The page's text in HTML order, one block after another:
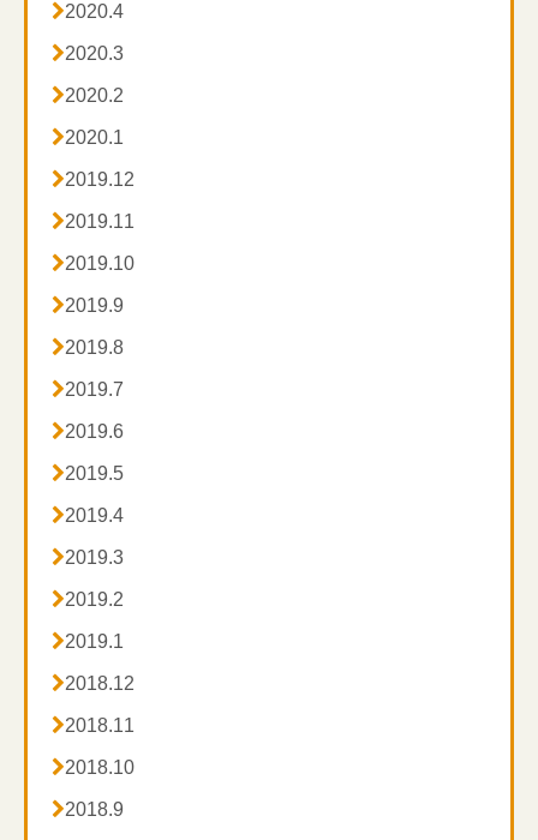
2020.4
2020.3
2020.2
2020.1
2019.12
2019.11
2019.10
2019.9
2019.8
2019.7
2019.6
2019.5
2019.4
2019.3
2019.2
2019.1
2018.12
2018.11
2018.10
2018.9